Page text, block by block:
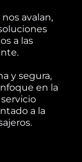
avalan,
a las
y segura,
en la
a la